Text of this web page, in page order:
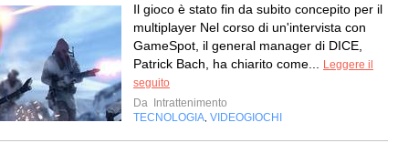
Il gioco è stato fin da subito concepito per il
multiplayer Nel corso di un'intervista con
GameSpot, il general manager di DICE,
Patrick Bach, ha chiarito come...
Leggere il
seguito
Da
Intrattenimento
TECNOLOGIA VIDEOGIOCHI